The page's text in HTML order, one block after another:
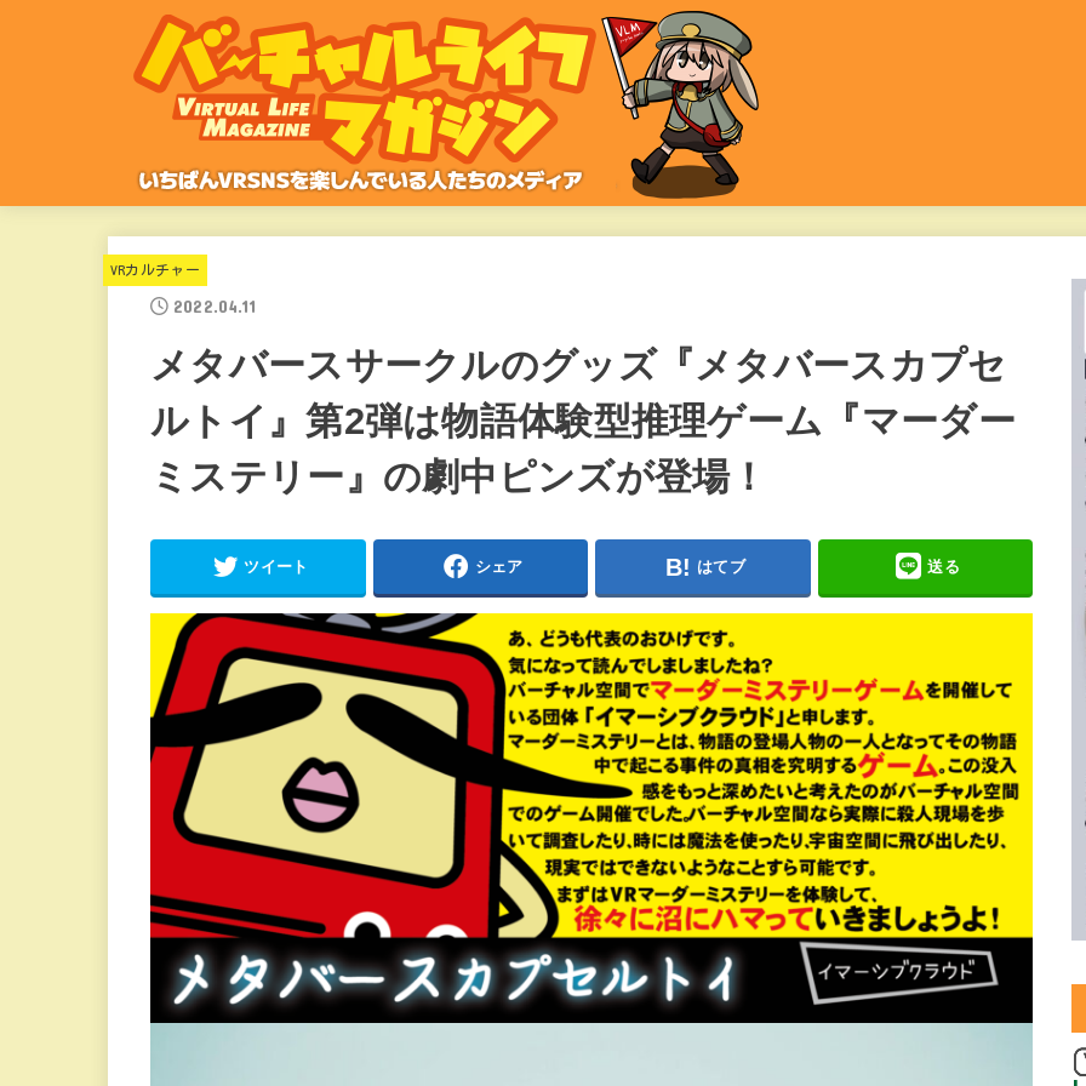
VRカルチャー
2022.04.11
メタバースサークルのグッズ『メタバースカプセ
ルトイ』第2弾は物語体験型推理ゲーム『マーダー
ミステリー』の劇中ピンズが登場！
ツイート シェア はてブ 送る